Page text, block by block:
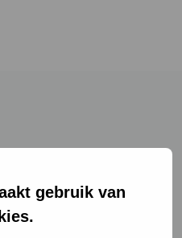
gebruik van